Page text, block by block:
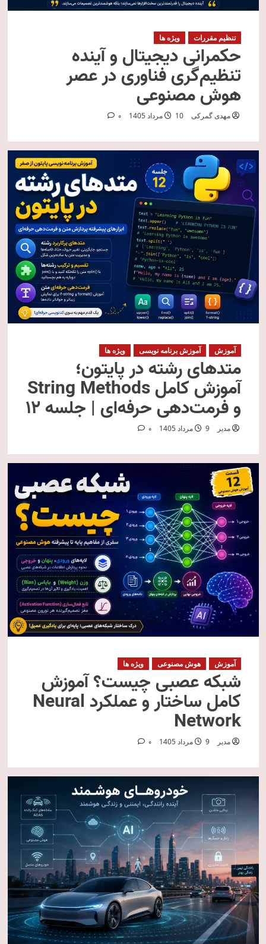
تنظیم مقررات ویژه ها
حکمرانی دیجیتال و آینده
تنظیم‌گری فناوری در عصر
هوش مصنوعی
مهدی گمرکی 10 مرداد 1405 0
آموزش آموزش برنامه نویسی ویژه ها
متدهای رشته در پایتون؛
آموزش کامل String Methods
و فرمت‌دهی حرفه‌ای | جلسه ۱۲
مدیر 9 مرداد 1405 0
آموزش هوش مصنوعی ویژه ها
شبکه عصبی چیست؟ آموزش
کامل ساختار و عملکرد Neural
Network
مدیر 9 مرداد 1405 0